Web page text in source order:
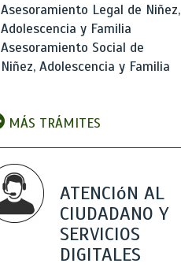
Asesoramiento Legal de Niñez,
Adolescencia y Familia
Asesoramiento Social de
Niñez, Adolescencia y Familia
MÁS TRÁMITES
ATENCIóN AL
CIUDADANO Y
SERVICIOS
DIGITALES